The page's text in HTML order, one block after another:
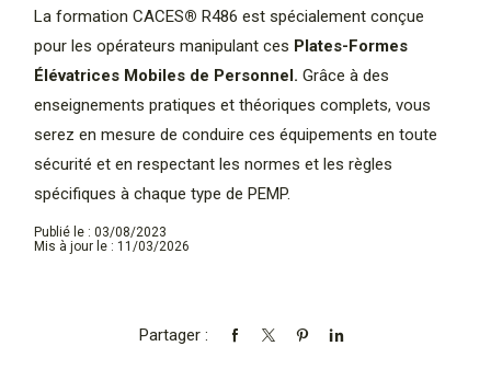
La formation CACES® R486 est spécialement conçue
pour les opérateurs manipulant ces Plates-Formes
Élévatrices Mobiles de Personnel. Grâce à des
enseignements pratiques et théoriques complets, vous
serez en mesure de conduire ces équipements en toute
sécurité et en respectant les normes et les règles
spécifiques à chaque type de PEMP.
Publié le : 03/08/2023
Mis à jour le : 11/03/2026
Partager :